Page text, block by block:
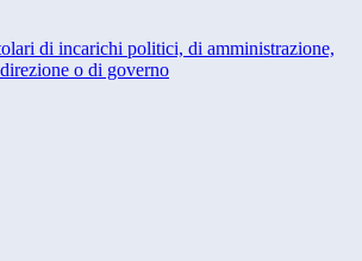
di incarichi politici, di amministrazione,
o di governo